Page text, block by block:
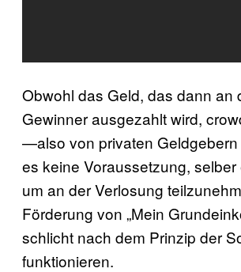
Obwohl das Geld, das dann an
Gewinner ausgezahlt wird,
—also von privaten
es keine Voraussetzung,
um an der Verlosung
Förderung von „Mein
schlicht nach dem Prinzip der
funktionieren.